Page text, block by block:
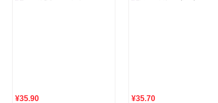
¥35.90 ¥35.70